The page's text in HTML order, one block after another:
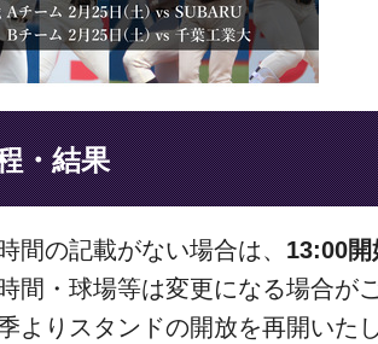
・結果
間の記載がない場合は、 13:00開
間・球場等は変更になる場合が
よりスタンドの開放を再開いた